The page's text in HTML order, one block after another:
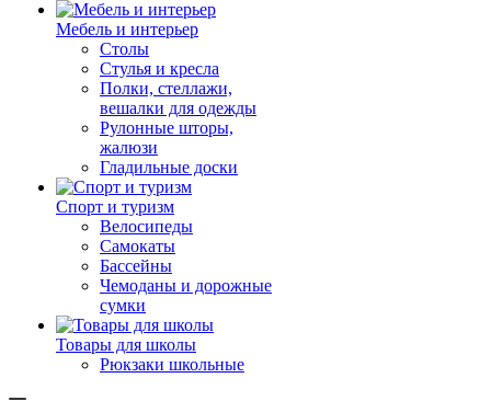
Мебель и интерьер
Столы
Стулья и кресла
Полки, стеллажи,
вешалки для одежды
Рулонные шторы,
жалюзи
Гладильные доски
Спорт и туризм
Велосипеды
Самокаты
Бассейны
Чемоданы и дорожные
сумки
Товары для школы
Рюкзаки школьные